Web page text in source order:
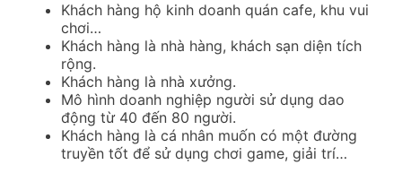
Khách hàng hộ kinh doanh quán cafe, khu vui
chơi…
Khách hàng là nhà hàng, khách sạn diện tích
rộng.
Khách hàng là nhà xưởng.
Mô hình doanh nghiệp người sử dụng dao
động từ 40 đến 80 người.
Khách hàng là cá nhân muốn có một đường
truyền tốt để sử dụng chơi game, giải trí…